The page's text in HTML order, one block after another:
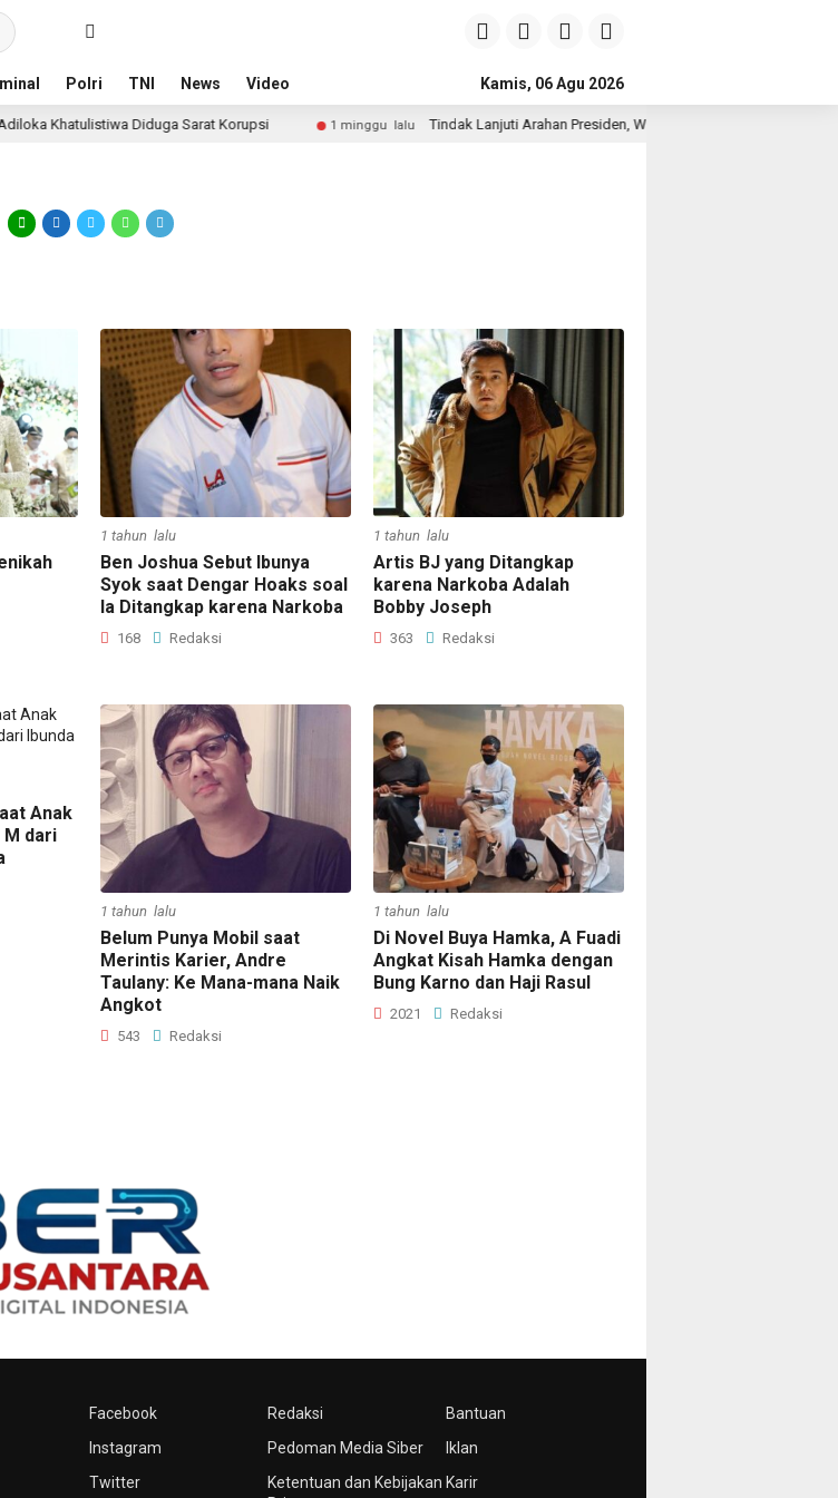
Polri TNI News Video Kamis, 06 Agu 2026
Diduga Sarat Korupsi 1 minggu lalu Tindak Lanjuti Arahan Presiden, Wakapolri dan Wamen Kehutanan
1 tahun lalu
Ben Joshua Sebut Ibunya
Syok saat Dengar Hoaks soal
Ia Ditangkap karena Narkoba
168 Redaksi
1 tahun lalu
Artis BJ yang Ditangkap
karena Narkoba Adalah
Bobby Joseph
363 Redaksi
Anak
M dari
1 tahun lalu
Belum Punya Mobil saat
Merintis Karier, Andre
Taulany: Ke Mana-mana Naik
Angkot
543 Redaksi
1 tahun lalu
Di Novel Buya Hamka, A Fuadi
Angkat Kisah Hamka dengan
Bung Karno dan Haji Rasul
2021 Redaksi
Facebook
Instagram
Twitter
Redaksi
Pedoman Media Siber
Ketentuan dan Kebijakan
Bantuan
Iklan
Karir